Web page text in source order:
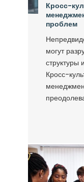
Кросс-
проблем
могут
структуры
Кросс-